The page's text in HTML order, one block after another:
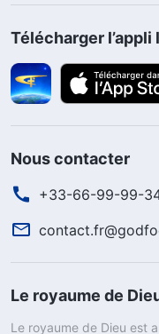
Télécharger l’appli
Nous contacter
+33-66-99-99-
Le royaume de
Le royaume de Dieu est